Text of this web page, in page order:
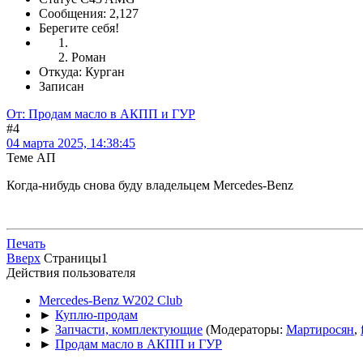
Сообщения: 2,127
Берегите себя!
Роман
Откуда: Курган
Записан
От: Продам масло в АКПП и ГУР
#4
04 марта 2025, 14:38:45
Теме АП
Когда-нибудь снова буду владельцем Mercedes-Benz
Печать
Вверх Страницы1
Действия пользователя
Mercedes-Benz W202 Club
► Куплю-продам
► Запчасти, комплектующие (Модераторы: Мартиросян,
► Продам масло в АКПП и ГУР